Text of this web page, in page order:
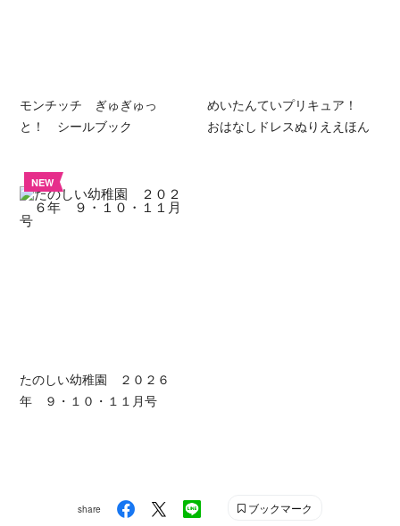
モンチッチ ぎゅぎゅっ
と！ シールブック
めいたんていプリキュア！
おはなしドレスぬりええほん
NEW
たのしい幼稚園 ２０２６
年 ９・１０・１１月号
share ブックマーク